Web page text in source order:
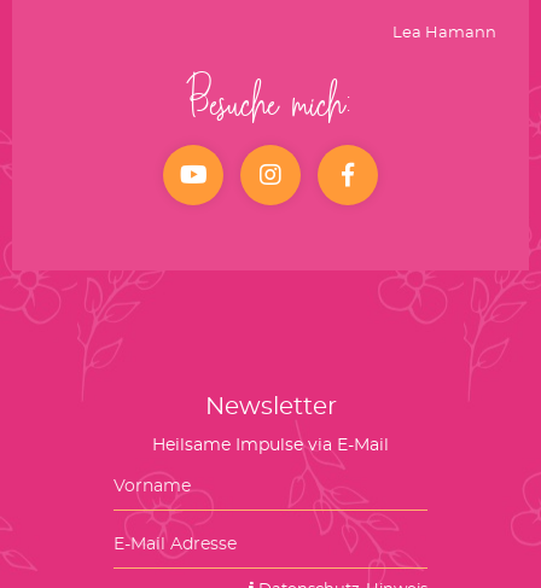
Lea Hamann
Besuche mich:
YouTube Instagramfacebook
Newsletter
Heilsame Impulse via E-Mail